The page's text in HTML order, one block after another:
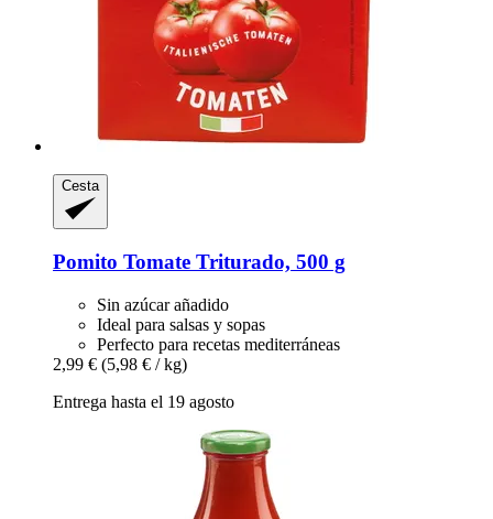
Cesta
Pomito Tomate Triturado, 500 g
Sin azúcar añadido
Ideal para salsas y sopas
Perfecto para recetas mediterráneas
2,99 € (5,98 € / kg)
Entrega hasta el 19 agosto